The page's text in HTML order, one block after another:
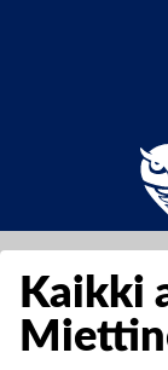
Kaikki